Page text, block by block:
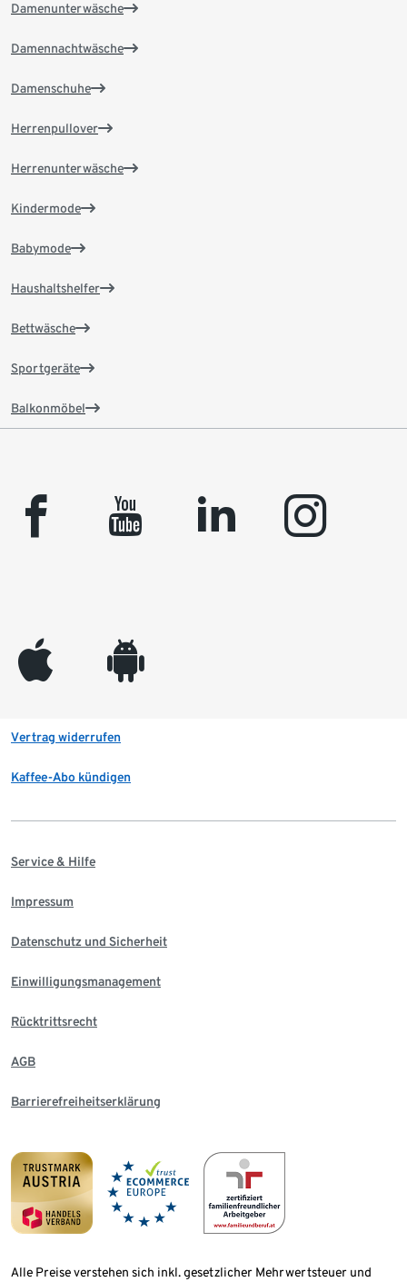
Damenunterwäsche
Damennachtwäsche
Damenschuhe
Herrenpullover
Herrenunterwäsche
Kindermode
Babymode
Haushaltshelfer
Bettwäsche
Sportgeräte
Balkonmöbel
facebook youtube linkedin instagram
appleinc android
Vertrag widerrufen
Kaffee-Abo kündigen
Service & Hilfe
Impressum
Datenschutz und Sicherheit
Einwilligungsmanagement
Rücktrittsrecht
AGB
Barrierefreiheitserklärung
Alle Preise verstehen sich inkl. gesetzlicher Mehrwertsteuer und